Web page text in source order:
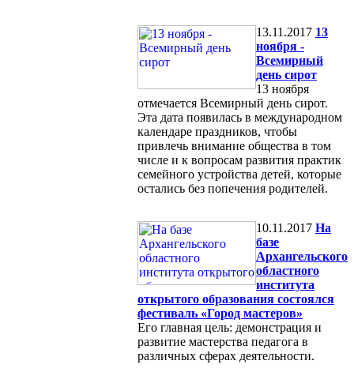
13.11.2017 13
ноября -
Всемирный
день сирот
13 ноября
отмечается Всемирный день сирот.
Эта дата появилась в международном
календаре праздников, чтобы
привлечь внимание общества в том
числе и к вопросам развития практик
семейного устройства детей, которые
остались без попечения родителей.
10.11.2017 На
базе
Архангельского
областного
института
открытого образования состоялся
фестиваль «Город мастеров»
Его главная цель: демонстрация и
развитие мастерства педагога в
различных сферах деятельности.